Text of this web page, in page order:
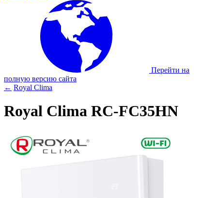
Перейти на
полную версию сайта
← Royal Clima
Royal Clima RC-FC35HN